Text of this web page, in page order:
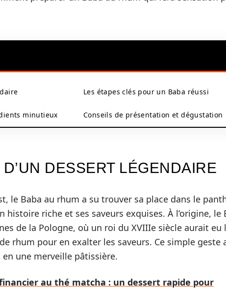
minutieux
Les étapes clés pour un Baba réussi
Conseils de présentation et dégustation
DESSERT LÉGENDAIRE
le Baba au rhum a su trouver sa place dans le
histoire riche et ses saveurs exquises. À l’origine, le
de la Pologne, où un roi du XVIIIe siècle aurait eu
rhum pour en exalter les saveurs. Ce simple geste
une merveille pâtissière.
au thé matcha : un dessert rapide pour